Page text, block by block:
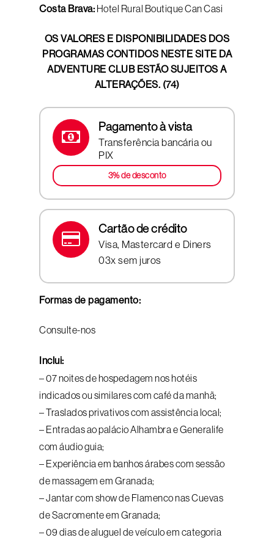
Costa Brava: Hotel Rural Boutique Can Casi
OS VALORES E DISPONIBILIDADES DOS
PROGRAMAS CONTIDOS NESTE SITE DA
ADVENTURE CLUB ESTÃO SUJEITOS A
ALTERAÇÕES. (74)
Pagamento à vista
Transferência bancária ou
PIX
3% de desconto
Cartão de crédito
Visa, Mastercard e Diners
03x sem juros
Formas de pagamento:
Consulte-nos
Inclui:
– 07 noites de hospedagem nos hotéis
indicados ou similares com café da manhã;
– Traslados privativos com assistência local;
– Entradas ao palácio Alhambra e Generalife
com áudio guia;
– Experiência em banhos árabes com sessão
de massagem em Granada;
– Jantar com show de Flamenco nas Cuevas
de Sacromente em Granada;
– 09 dias de aluguel de veículo em categoria